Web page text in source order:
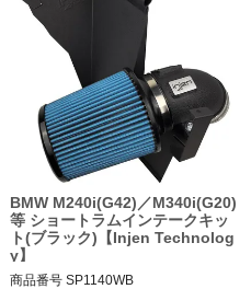
BMW M240i(G42)／M340i(G20)
等 ショートラムインテークキッ
ト(ブラック)【Injen Technolog
y】
商品番号 SP1140WB